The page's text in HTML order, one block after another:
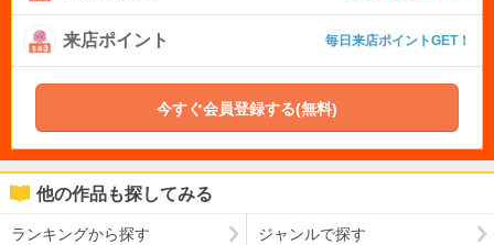
来店ポイント 毎日来店ポイントGET！
今すぐ会員登録する(無料)
他の作品も探してみる
ランキングから探す ジャンルで探す